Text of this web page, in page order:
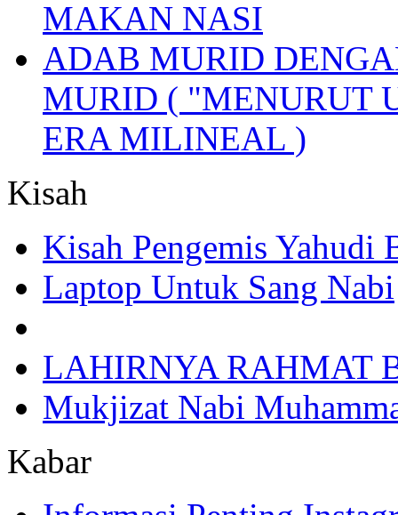
MAKAN NASI
ADAB MURID
MURID ( "MENURUT
ERA MILINEAL )
Kisah
Kisah Pengemis Yahudi
Laptop Untuk Sang Nabi
LAHIRNYA RAHMAT
Mukjizat Nabi
Kabar